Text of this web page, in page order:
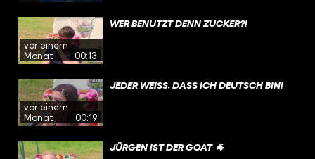
vor einem
Monat
00:13
WER BENUTZT DENN ZUCKER?!
vor einem
Monat
00:19
JEDER WEISS, DASS ICH DEUTSCH BIN!
JÜRGEN IST DER GOAT 🐐